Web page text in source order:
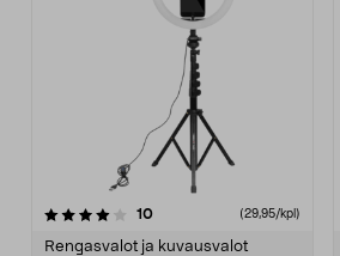
10arvostelut (29,95/kpl)
Rengasvalot ja kuvausvalot
4.0 viidestä